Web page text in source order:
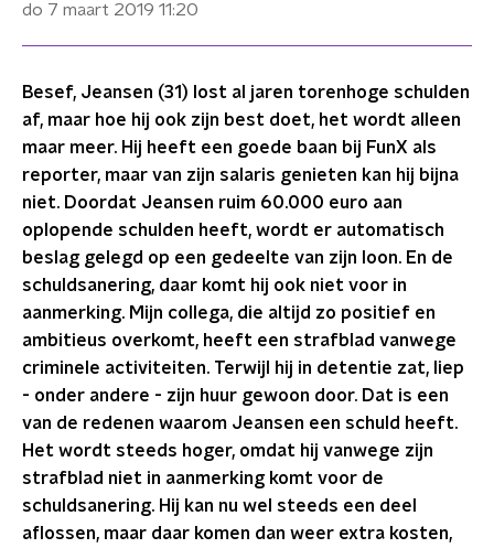
do 7 maart 2019 11:20
Besef, Jeansen (31) lost al jaren torenhoge schulden
af, maar hoe hij ook zijn best doet, het wordt alleen
maar meer. Hij heeft een goede baan bij FunX als
reporter, maar van zijn salaris genieten kan hij bijna
niet. Doordat Jeansen ruim 60.000 euro aan
oplopende schulden heeft, wordt er automatisch
beslag gelegd op een gedeelte van zijn loon. En de
schuldsanering, daar komt hij ook niet voor in
aanmerking. Mijn collega, die altijd zo positief en
ambitieus overkomt, heeft een strafblad vanwege
criminele activiteiten. Terwijl hij in detentie zat, liep
- onder andere - zijn huur gewoon door. Dat is een
van de redenen waarom Jeansen een schuld heeft.
Het wordt steeds hoger, omdat hij vanwege zijn
strafblad niet in aanmerking komt voor de
schuldsanering. Hij kan nu wel steeds een deel
aflossen, maar daar komen dan weer extra kosten,